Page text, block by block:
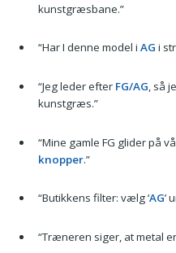
kunstgræsbane.”
“Har I denne model i AG i
“Jeg leder efter FG/AG, så
kunstgræs.”
“Mine gamle FG glider på
knopper.”
“Butikkens filter: vælg ‘AG’
“Træneren siger, at metal